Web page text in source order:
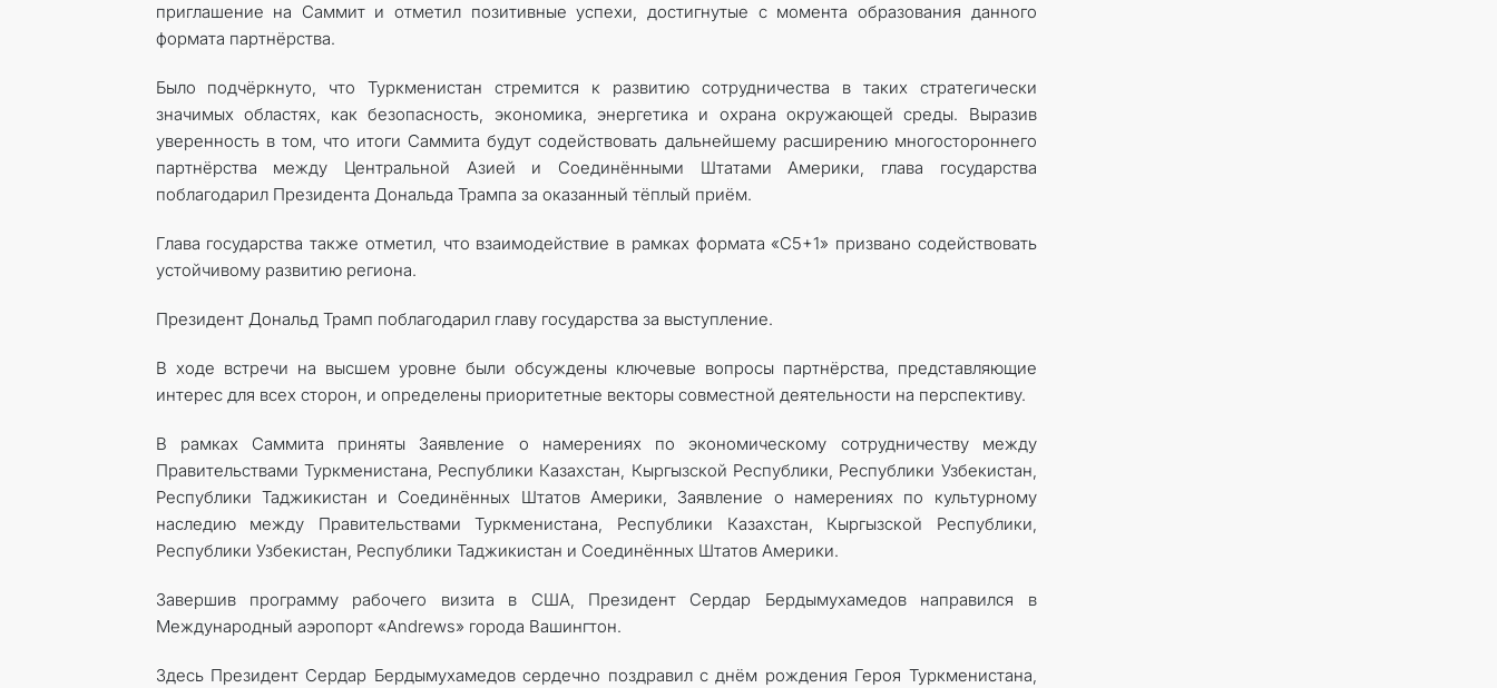
приглашение на Саммит и отметил позитивные успехи, достигнутые с момента образования данного
формата партнёрства.
Было подчёркнуто, что Туркменистан стремится к развитию сотрудничества в таких стратегически
значимых областях, как безопасность, экономика, энергетика и охрана окружающей среды. Выразив
уверенность в том, что итоги Саммита будут содействовать дальнейшему расширению многостороннего
партнёрства между Центральной Азией и Соединёнными Штатами Америки, глава государства
поблагодарил Президента Дональда Трампа за оказанный тёплый приём.
Глава государства также отметил, что взаимодействие в рамках формата «С5+1» призвано содействовать
устойчивому развитию региона.
Президент Дональд Трамп поблагодарил главу государства за выступление.
В ходе встречи на высшем уровне были обсуждены ключевые вопросы партнёрства, представляющие
интерес для всех сторон, и определены приоритетные векторы совместной деятельности на перспективу.
В рамках Саммита приняты Заявление о намерениях по экономическому сотрудничеству между
Правительствами Туркменистана, Республики Казахстан, Кыргызской Республики, Республики Узбекистан,
Республики Таджикистан и Соединённых Штатов Америки, Заявление о намерениях по культурному
наследию между Правительствами Туркменистана, Республики Казахстан, Кыргызской Республики,
Республики Узбекистан, Республики Таджикистан и Соединённых Штатов Америки.
Завершив программу рабочего визита в США, Президент Сердар Бердымухамедов направился в
Международный аэропорт «Andrews» города Вашингтон.
Здесь Президент Сердар Бердымухамедов сердечно поздравил с днём рождения Героя Туркменистана,